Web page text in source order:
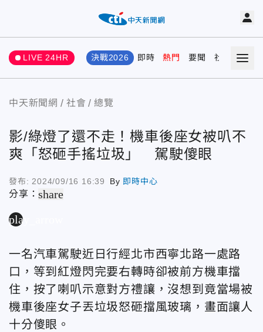
LIVE 24HR 決戰2026 即時 熱門 要聞 社會 娛樂
中天新聞網 社會 總覽
影/綠燈了還不走！機車後座女被叭不
爽「怒砸手搖垃圾」 駕駛傻眼
發布: 2024/09/16 16:39 By 即時中心
分享：share
play_arrow
一名汽車駕駛近日行經北市西寧北路一處路
口，等到紅燈閃完要右轉時卻被前方機車擋
住，按了喇叭示意對方禮讓，沒想到竟當場被
機車後座女子丟垃圾怒砸擋風玻璃，畫面讓人
十分傻眼。